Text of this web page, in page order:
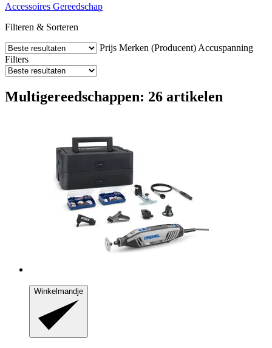
Accessoires Gereedschap
Filteren & Sorteren
Prijs Merken (Producent) Accuspanning
Filters
Multigereedschappen: 26 artikelen
Winkelmandje